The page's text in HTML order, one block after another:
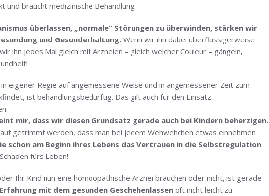
und braucht medizinische Behandlung.
überlassen, „normale“ Störungen zu überwinden, stärken wir
und Gesunderhaltung.Wenn wir ihn dabei überflüssigerweise
ihn jedes Mal gleich mit Arzneien – gleich welcher Couleur – gängeln,
eigener Regie auf angemessene Weise und in angemessener Zeit zum
ist behandlungsbedürftig. Das gilt auch für den Einsatz
mir, dass wir diesen Grundsatz gerade auch bei Kindern beherzigen.
getrimmt werden, dass man bei jedem Wehwehchen etwas einnehmen
schon am Beginn ihres Lebens das Vertrauen in die Selbstregulation
fürs Leben!
Ihr Kind nun eine homöopathische Arznei brauchen oder nicht, ist gerade
mit dem gesunden Geschehenlassen oft nicht leicht zu